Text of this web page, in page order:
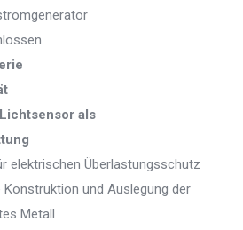
als
elektrischen Überlastungsschutz
und Auslegung der
Metall